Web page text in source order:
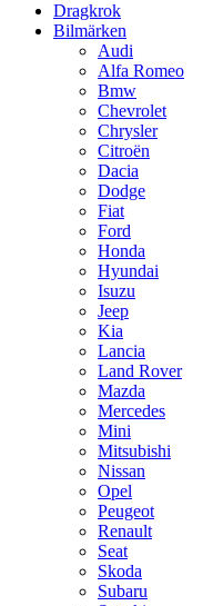
Dragkrok
Bilmärken
Audi
Alfa Romeo
Bmw
Chevrolet
Chrysler
Citroën
Dacia
Dodge
Fiat
Ford
Honda
Hyundai
Isuzu
Jeep
Kia
Lancia
Land Rover
Mazda
Mercedes
Mini
Mitsubishi
Nissan
Opel
Peugeot
Renault
Seat
Skoda
Subaru